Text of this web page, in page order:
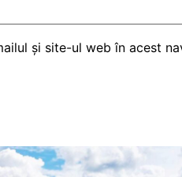
și site-ul web în acest